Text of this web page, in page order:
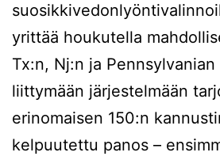
yrittää houkutella
Tx:n, Nj:n ja Pennsylvanian
liittymään järjestelmään
erinomaisen 150:n
kelpuutettu panos –